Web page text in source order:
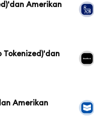
Amerikan
Tokenized)'dan
Amerikan